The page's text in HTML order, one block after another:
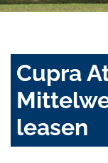
Cupra
leasen